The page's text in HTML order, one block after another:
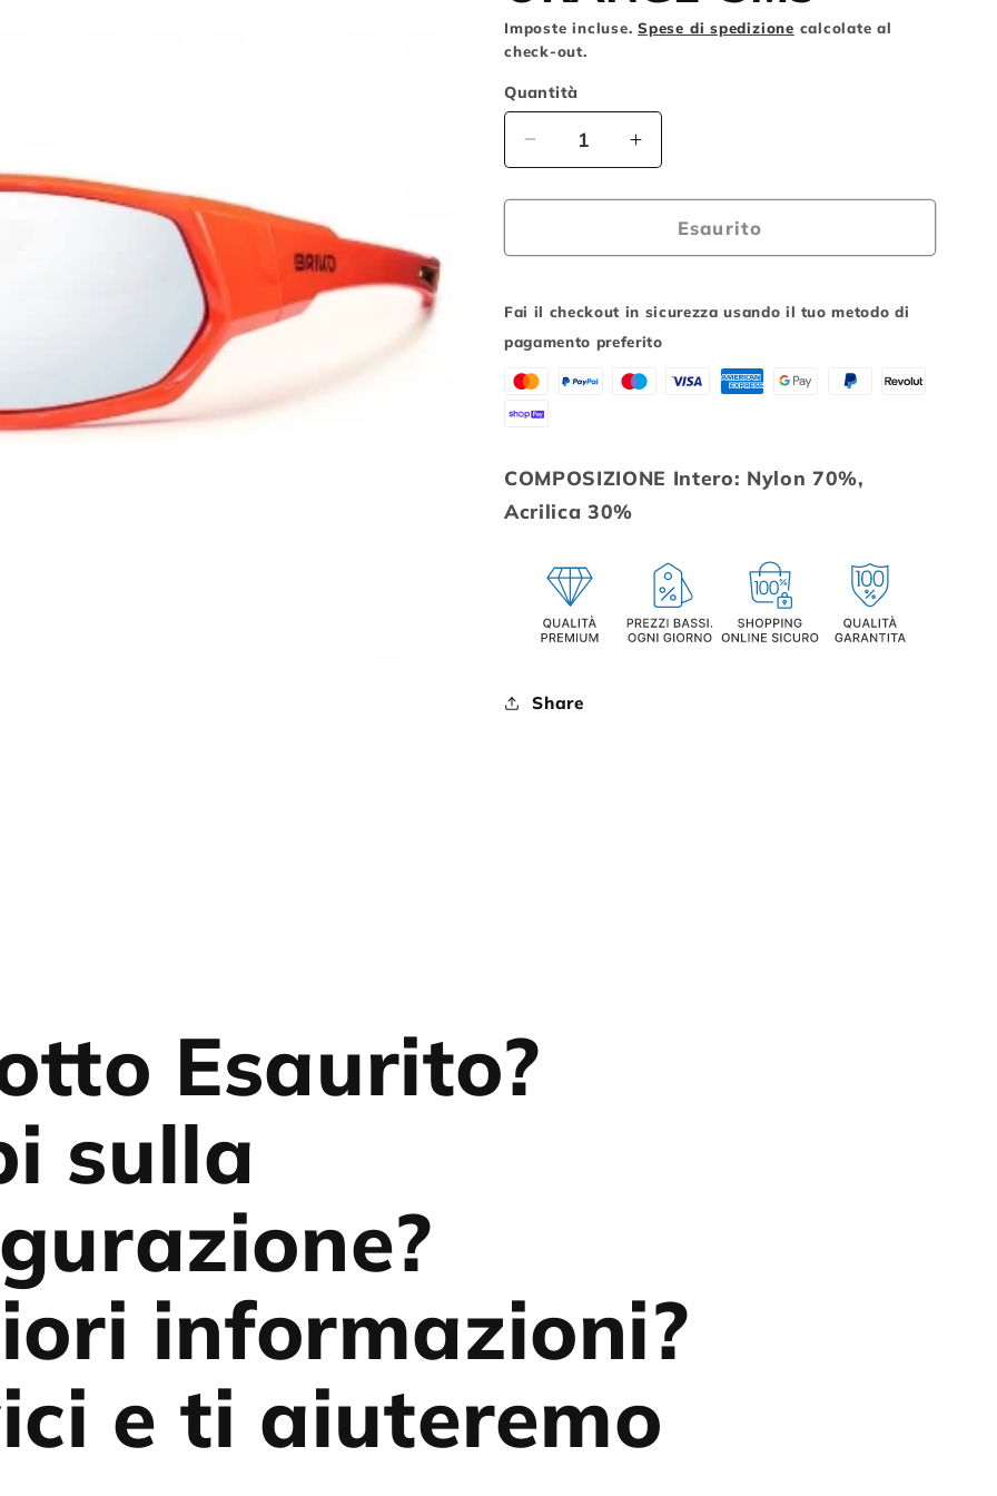
o
g
r
f
i
Imposte incluse.Spese di spedizione calcolate al
check-out.
Quantità
Diminuisci
quantità
per
BRIKO
FLAME
SM3
Aumenta
quantità
per
OCCHIALI
BRIKO
FLAME
SM3
Esaurito
Fai il checkout in sicurezza usando il tuo metodo di
pagamento preferito
COMPOSIZIONE Intero: Nylon 70%,
Acrilica 30%
Share
Esaurito?
sulla
informazioni?
e ti aiuteremo